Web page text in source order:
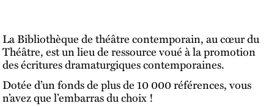
La Bibliothèque de théâtre contemporain, au cœur du
Théâtre, est un lieu de ressource voué à la promotion
des écritures dramaturgiques contemporaines.
Dotée d’un fonds de plus de 10 000 références, vous
n’avez que l’embarras du choix !